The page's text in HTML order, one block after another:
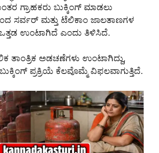
ಗ್ರಾಹಕರು ಬುಕ್ಕಿಂಗ್ ಮಾಡಲು
ಸರ್ವರ್ ಮತ್ತು ಟೆಲಿಕಾಂ ಜಾಲತಾಣಗಳ
ಉಂಟಾಗಿದೆ ಎಂದು ತಿಳಿಸಿದೆ.
ತಾಂತ್ರಿಕ ಅಡಚಣೆಗಳು ಉಂಟಾಗಿದ್ದು,
ಪ್ರಕ್ರಿಯೆ ಕೆಲವೊಮ್ಮೆ ವಿಫಲವಾಗುತ್ತಿದೆ.